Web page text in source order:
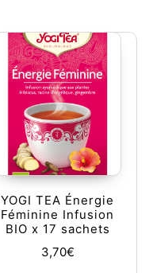
YOGI TEA Énergie
Féminine Infusion
BIO x 17 sachets
3,70€